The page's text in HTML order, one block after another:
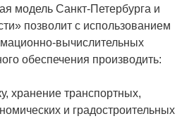
модель Санкт-Петербурга и
позволит с использованием
вычислительных
обеспечения производить:
хранение транспортных,
и градостроительных